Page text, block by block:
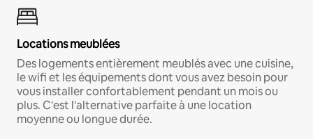
Locations meublées
Des logements entièrement meublés avec une cuisine,
le wifi et les équipements dont vous avez besoin pour
vous installer confortablement pendant un mois ou
plus. C'est l'alternative parfaite à une location
moyenne ou longue durée.